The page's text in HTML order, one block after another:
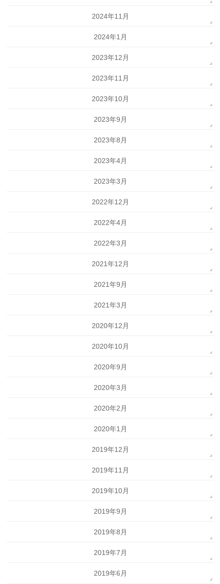
2024年11月
2024年1月
2023年12月
2023年11月
2023年10月
2023年9月
2023年8月
2023年4月
2023年3月
2022年12月
2022年4月
2022年3月
2021年12月
2021年9月
2021年3月
2020年12月
2020年10月
2020年9月
2020年3月
2020年2月
2020年1月
2019年12月
2019年11月
2019年10月
2019年9月
2019年8月
2019年7月
2019年6月